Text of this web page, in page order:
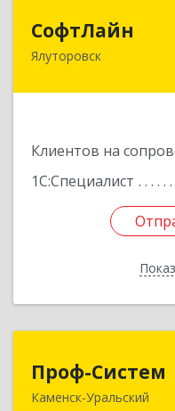
СофтЛайн
Ялуторовск
Клиентов на
1С:Специалист
627010,
Проф-Систем
Каменск-Уральский
623406,